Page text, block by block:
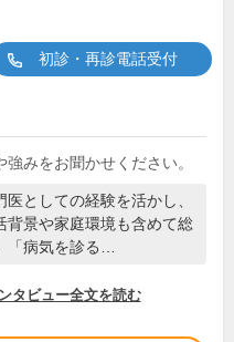
初診・再診電話受付
強みをお聞かせください。
医としての経験を活かし、
背景や家庭環境も含めて総
「病気を診る…
タビュー全文を読む